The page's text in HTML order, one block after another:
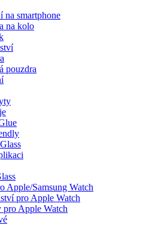
na smartphone
na kolo
pouzdra
Apple/Samsung Watch
pro Apple Watch
pro Apple Watch